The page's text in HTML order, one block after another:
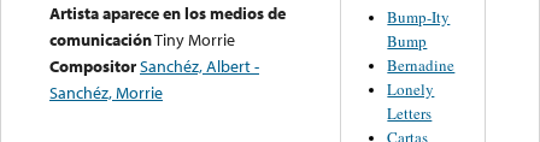
Artista aparece en los medios de
comunicaciónTiny Morrie
CompositorSanchéz, Albert -
Sanchéz, Morrie
Bump-Ity
Bump
Bernadine
Lonely
Letters
Cartas